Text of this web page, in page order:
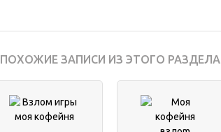
ПОХОЖИЕ ЗАПИСИ ИЗ ЭТОГО РАЗДЕЛА